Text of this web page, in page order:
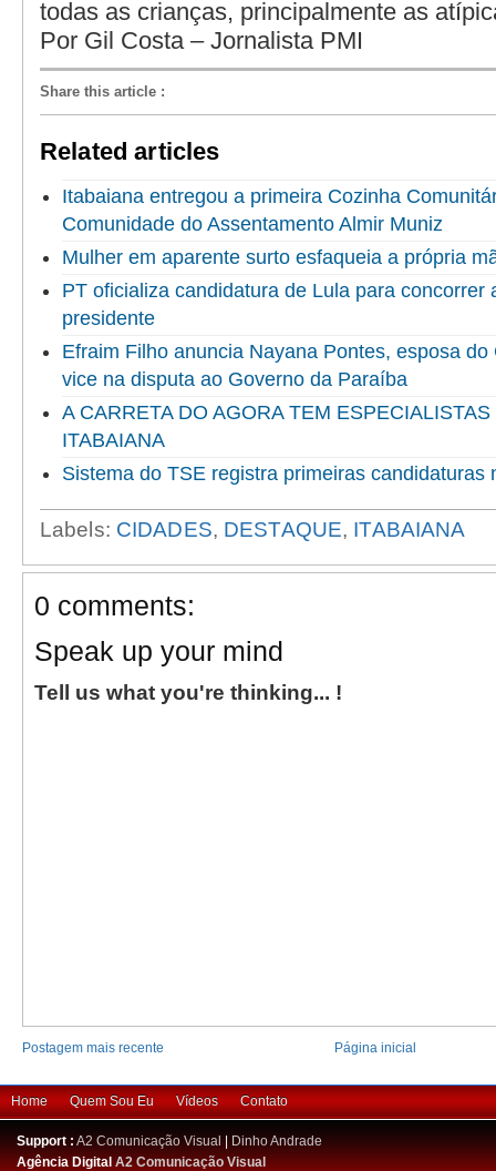
todas as crianças, principalmente as
Por Gil Costa – Jornalista PMI
Share this article :
Related articles
Itabaiana entregou a primeira Cozinha
Comunidade do Assentamento Almir Muniz
Mulher em aparente surto esfaqueia a própria
PT oficializa candidatura de Lula para concorrer
presidente
Efraim Filho anuncia Nayana Pontes, esposa
vice na disputa ao Governo da Paraíba
A CARRETA DO AGORA TEM
ITABAIANA
Sistema do TSE registra primeiras candidaturas
Labels: CIDADES, DESTAQUE, ITABAIANA
0 comments:
Speak up your mind
Tell us what you're thinking... !
Postagem mais recente Página inicial
Home Quem Sou Eu Vídeos Contato
Support : A2 Comunicação Visual | Dinho Andrade
Agência DigitalA2 Comunicação Visual